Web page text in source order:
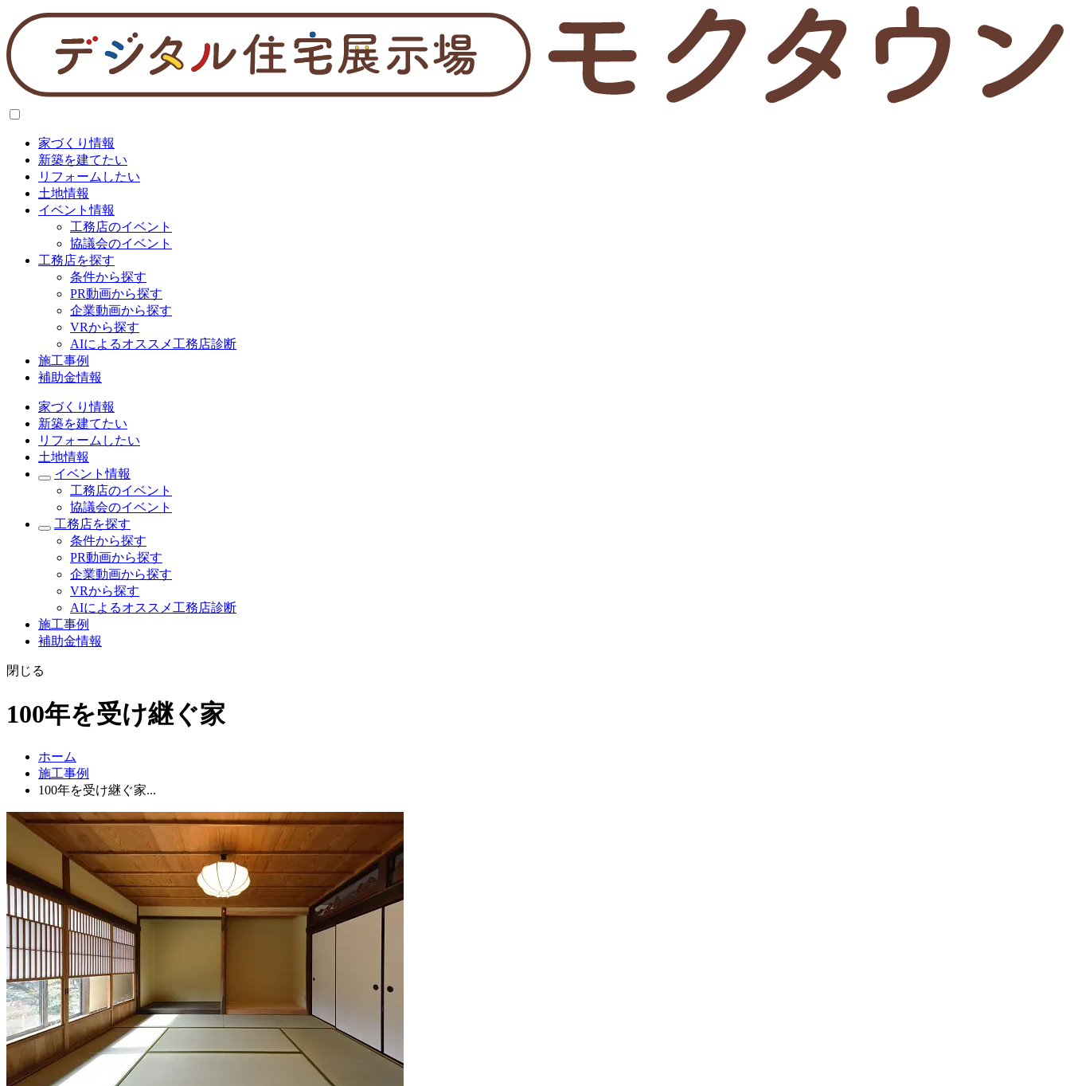
家づくり情報
新築を建てたい
リフォームしたい
土地情報
イベント情報
工務店のイベント
協議会のイベント
工務店を探す
条件から探す
PR動画から探す
企業動画から探す
VRから探す
AIによるオススメ工務店診断
施工事例
補助金情報
家づくり情報
新築を建てたい
リフォームしたい
土地情報
イベント情報
工務店のイベント
協議会のイベント
工務店を探す
条件から探す
PR動画から探す
企業動画から探す
VRから探す
AIによるオススメ工務店診断
施工事例
補助金情報
閉じる
100年を受け継ぐ家
ホーム
施工事例
100年を受け継ぐ家...